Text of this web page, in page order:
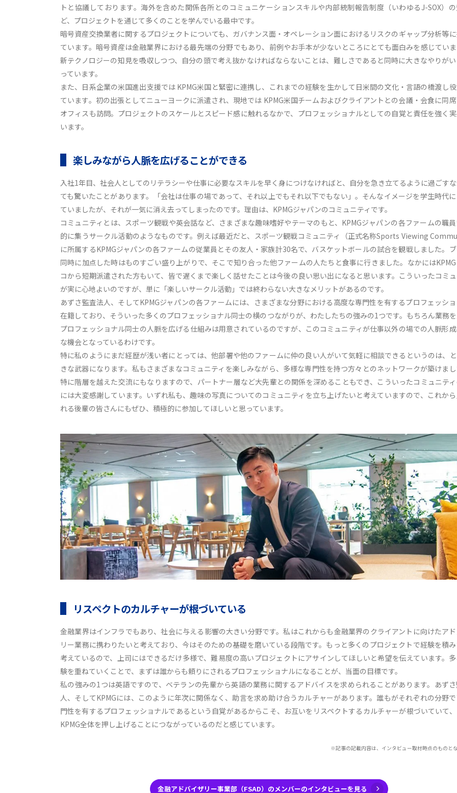
トと協議しております。海外を含めた関係各所とのコミュニケーションスキルや内部統制報告制度（いわゆるJ-SOX）
ど、プロジェクトを通じて多くのことを学んでいる最中です。
暗号資産交換業者に関するプロジェクトについても、ガバナンス面・オペレーション面におけるリスクのギャップ分析等
ています。暗号資産は金融業界における最先端の分野でもあり、前例やお手本が少ないところにとても面白みを感じてい
新テクノロジーの知見を吸収しつつ、自分の頭で考え抜かなければならないことは、難しさであると同時に大きなやりが
っています。
また、日系企業の米国進出支援では KPMG米国と緊密に連携し、これまでの経験を生かして日米間の文化・言語の橋渡し
ています。初の出張としてニューヨークに派遣され、現地では KPMG米国チームおよびクライアントとの会議・会食に同
オフィスも訪問。プロジェクトのスケールとスピード感に触れるなかで、プロフェッショナルとしての自覚と責任を強く
います。
楽しみながら人脈を広げることができる
入社1年目、社会人としてのリテラシーや仕事に必要なスキルを早く身につけなければと、自分を急き立てるように過ごす
ても驚いたことがあります。「会社は仕事の場であって、それ以上でもそれ以下でもない」。そんなイメージを学生時代
ていましたが、それが一気に消え去ってしまったのです。理由は、KPMGジャパンのコミュニティです。
コミュニティとは、スポーツ観戦や英会話など、さまざまな趣味嗜好やテーマのもと、KPMGジャパンの各ファームの職
的に集うサークル活動のようなものです。例えば最近だと、スポーツ観戦コミュニティ（正式名称Sports Viewing
に所属するKPMGジャパンの各ファームの従業員とその友人・家族計30名で、バスケットボールの試合を観戦しました。
同時に加点した時はものすごい盛り上がりで、そこで知り合った他ファームの人たちと食事に行きました。なかには
コから短期派遣された方もいて、皆で遅くまで楽しく話せたことは今後の良い思い出になると思います。こういったコミュ
が実に心地よいのですが、単に「楽しいサークル活動」では終わらない大きなメリットがあるのです。
あずさ監査法人、そしてKPMGジャパンの各ファームには、さまざまな分野における高度な専門性を有するプロフェッシ
在籍しており、そういった多くのプロフェッショナル同士の横のつながりが、わたしたちの強みの1つです。もちろん業務
プロフェッショナル同士の人脈を広げる仕組みは用意されているのですが、このコミュニティが仕事以外の場での人脈形
な機会となっているわけです。
特に私のようにまだ経歴が浅い者にとっては、他部署や他のファームに仲の良い人がいて気軽に相談できるというのは、
きな武器になります。私もさまざまなコミュニティを楽しみながら、多様な専門性を持つ方々とのネットワークが築けまし
特に階層を越えた交流にもなりますので、パートナー層など大先輩との関係を深めることもでき、こういったコミュニテ
には大変感謝しています。いずれ私も、趣味の写真についてのコミュニティを立ち上げたいと考えていますので、これか
れる後輩の皆さんにもぜひ、積極的に参加してほしいと思っています。
リスペクトのカルチャーが根づいている
金融業界はインフラでもあり、社会に与える影響の大きい分野です。私はこれからも金融業界のクライアントに向けたア
リー業務に携わりたいと考えており、今はそのための基礎を磨いている段階です。もっと多くのプロジェクトで経験を積
考えているので、上司にはできるだけ多様で、難易度の高いプロジェクトにアサインしてほしいと希望を伝えています。
験を重ねていくことで、まずは誰からも頼りにされるプロフェッショナルになることが、当面の目標です。
私の強みの1つは英語ですので、ベテランの先輩から英語の業務に関するアドバイスを求められることがあります。あず
人、そしてKPMGには、このように年次に関係なく、助言を求め助け合うカルチャーがあります。誰もがそれぞれの分野
門性を有するプロフェッショナルであるという自覚があるからこそ、お互いをリスペクトするカルチャーが根づいていて
KPMG全体を押し上げることにつながっているのだと感じています。
※記事の記載内容は、インタビュー取材時点のものとな
金融アドバイザリー事業部（FSAD）のメンバーのインタビューを見る